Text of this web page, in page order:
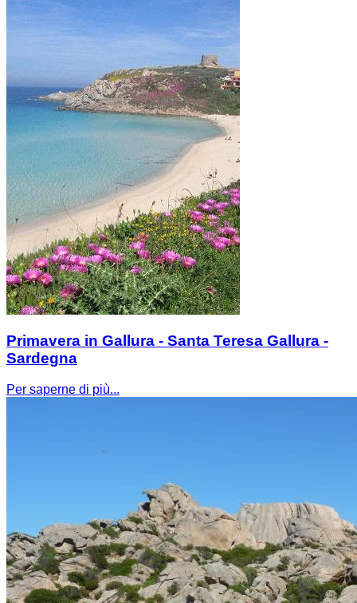
Primavera in Gallura - Santa Teresa Gallura -
Sardegna
Per saperne di più...